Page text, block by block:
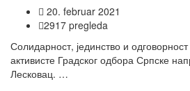
20. februar 2021
2917 pregleda
Солидарност, јединство и одговорност
активисте Градског одбора Српске
Лесковац. …